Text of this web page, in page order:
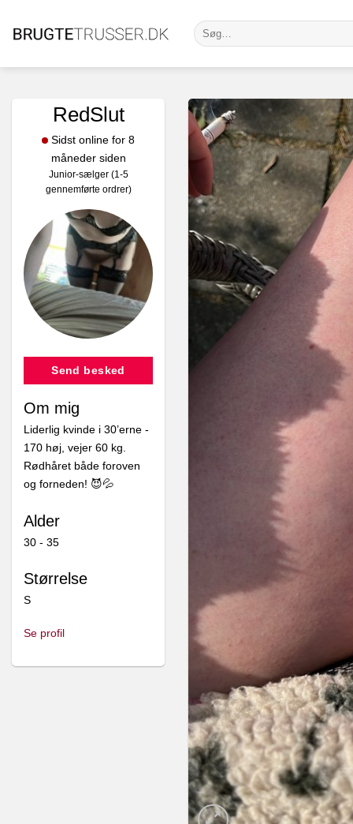
Søg
efter:
RedSlut
Sidst online for 8
måneder siden
Junior-sælger (1-5
gennemførte ordrer)
Send besked
Om mig
Liderlig kvinde i 30’erne -
170 høj, vejer 60 kg.
Rødhåret både foroven
og forneden! 😈💦
Alder
30 - 35
Størrelse
S
Se profil
1 MÅNEDS